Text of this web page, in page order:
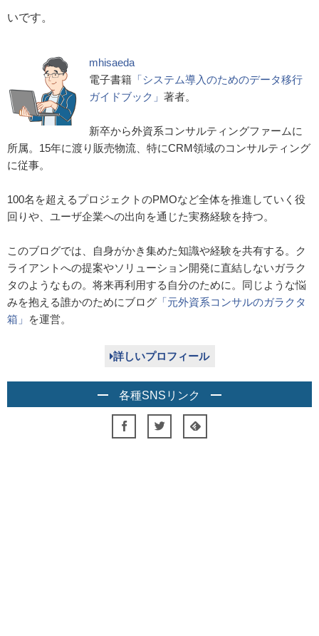
いです。
mhisaeda
電子書籍 「システム導入のためのデータ移行
ガイドブック」 著者。
新卒から外資系コンサルティングファームに
所属。15年に渡り販売物流、特にCRM領域のコンサルティング
に従事。
100名を超えるプロジェクトのPMOなど全体を推進していく役
回りや、ユーザ企業への出向を通じた実務経験を持つ。
このブログでは、自身がかき集めた知識や経験を共有する。ク
ライアントへの提案やソリューション開発に直結しないガラク
タのようなもの。将来再利用する自分のために。同じような悩
みを抱える誰かのためにブログ 「元外資系コンサルのガラクタ
箱」
を運営。
詳しいプロフィール
各種SNSリンク